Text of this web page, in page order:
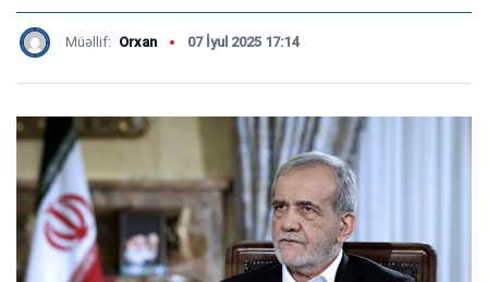
Müəllif: Orxan 07 İyul 2025 17:14